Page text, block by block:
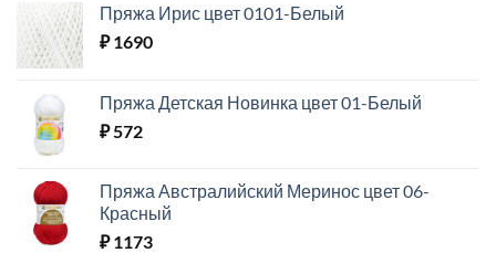
Пряжа Ирис цвет 0101-Белый
₽1690
Пряжа Детская Новинка цвет 01-Белый
₽572
Пряжа Австралийский Меринос цвет 06-
Красный
₽1173